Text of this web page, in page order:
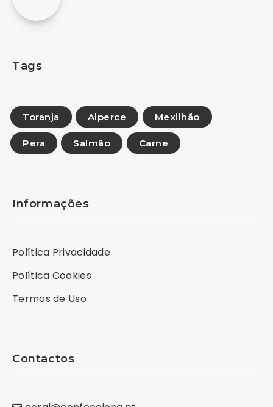
Tags
Toranja Alperce Mexilhão
Pera Salmão Carne
Informações
Política Privacidade
Política Cookies
Termos de Uso
Contactos